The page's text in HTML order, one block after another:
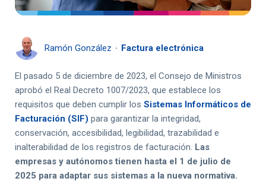
Ramón González Factura electrónica
El pasado 5 de diciembre de 2023, el Consejo de Ministros
aprobó el Real Decreto 1007/2023, que establece los
requisitos que deben cumplir los Sistemas Informáticos de
Facturación (SIF) para garantizar la integridad,
conservación, accesibilidad, legibilidad, trazabilidad e
inalterabilidad de los registros de facturación. Las
empresas y autónomos tienen hasta el 1 de julio de
2025 para adaptar sus sistemas a la nueva normativa.